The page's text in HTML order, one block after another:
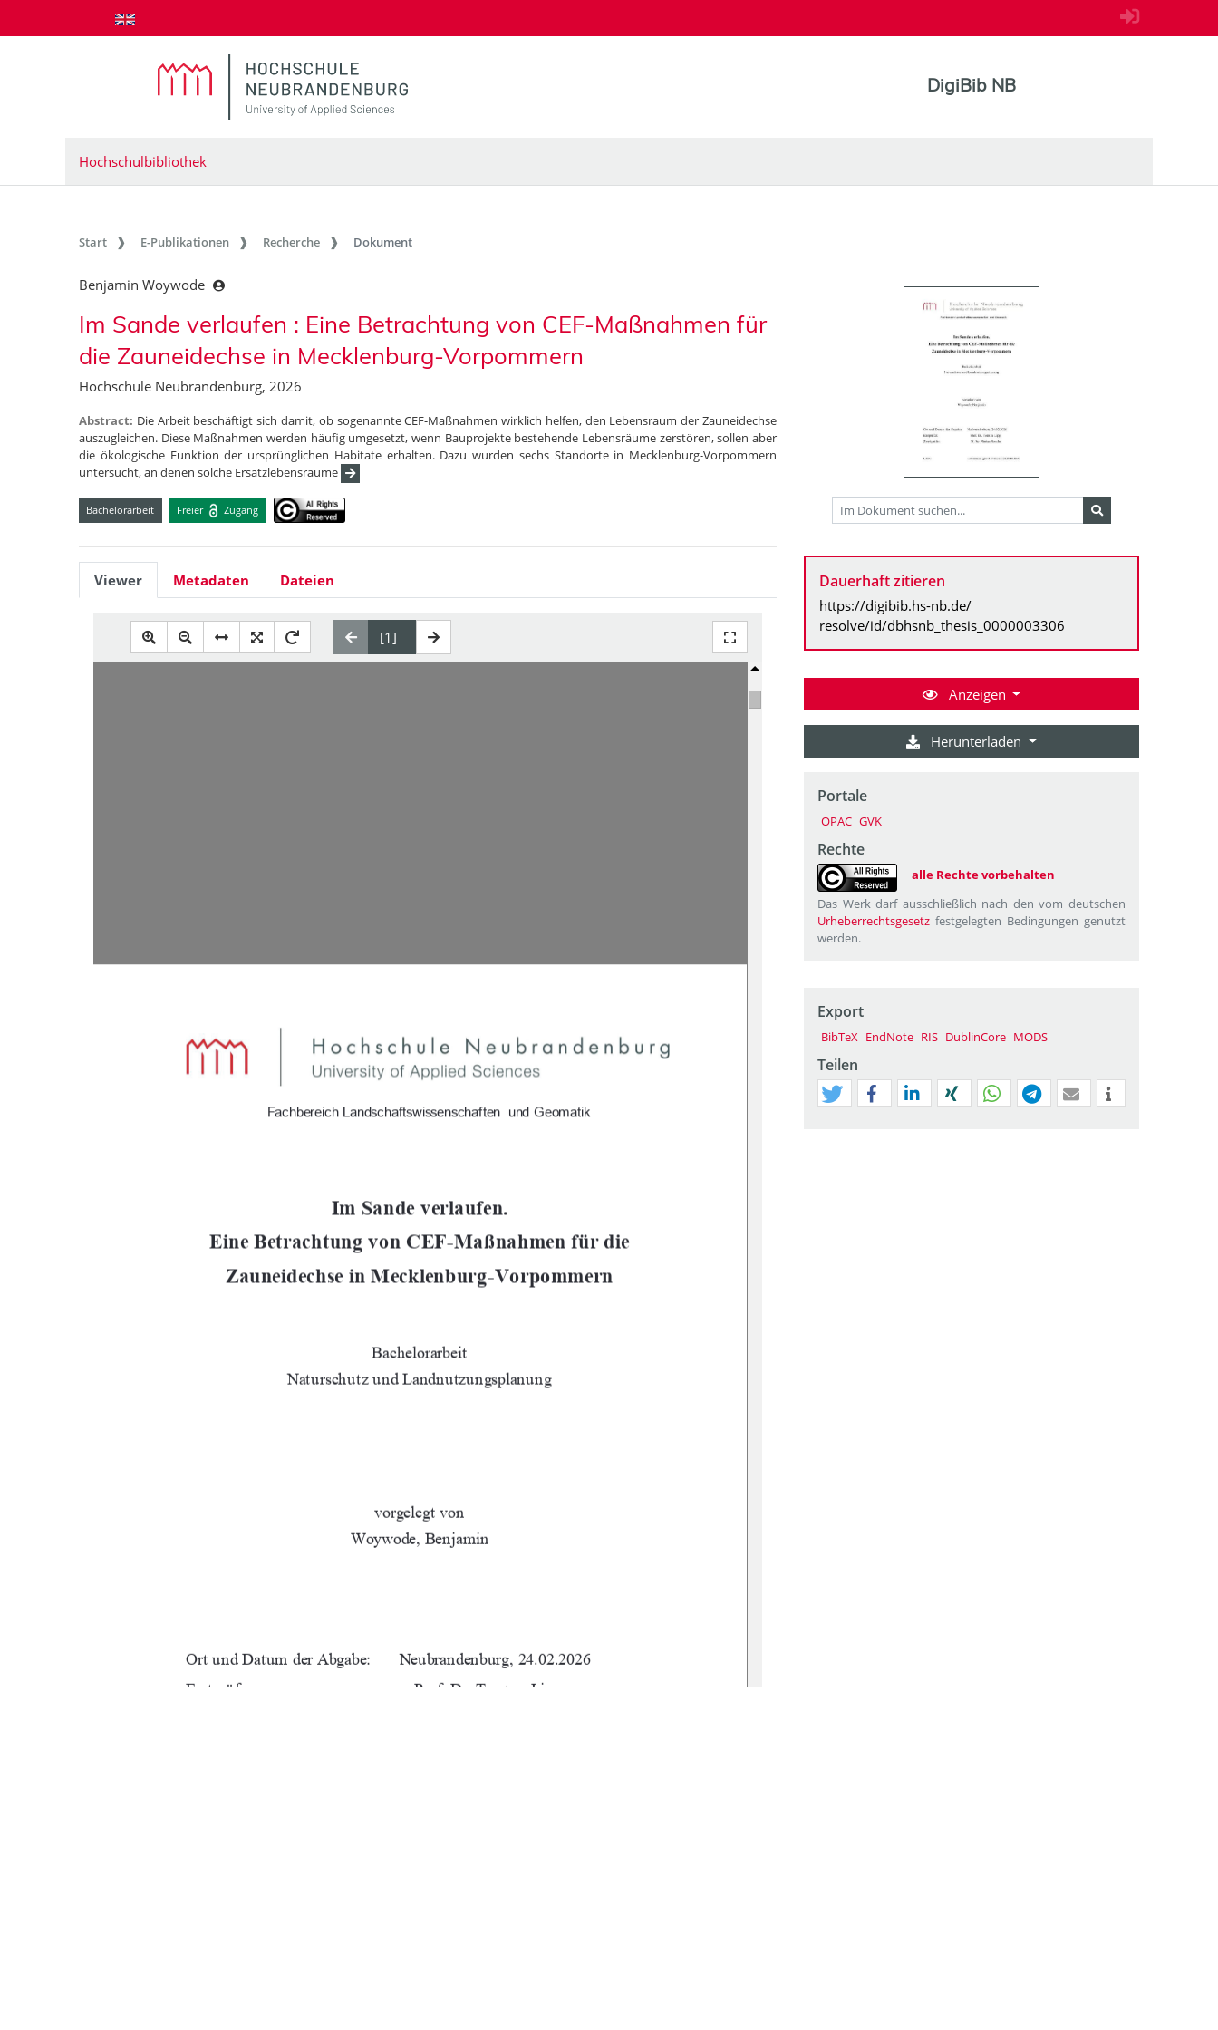
zum Inhalt springen
DigiBib NB
Hochschulbibliothek
Start E-Publikationen Recherche Dokument
Benjamin Woywode
Im Sande verlaufen : Eine Betrachtung von CEF-Maßnahmen für
die Zauneidechse in Mecklenburg-Vorpommern
Hochschule Neubrandenburg, 2026
Abstract: Die Arbeit beschäftigt sich damit, ob sogenannte CEF-Maßnahmen wirklich helfen, den Lebensraum der Zauneidechse
auszugleichen. Diese Maßnahmen werden häufig umgesetzt, wenn Bauprojekte bestehende Lebensräume zerstören, sollen aber
die ökologische Funktion der ursprünglichen Habitate erhalten. Dazu wurden sechs Standorte in Mecklenburg-Vorpommern
untersucht, an denen solche Ersatzlebensräume
Bachelorarbeit Freier Zugang
Viewer Metadaten Dateien
                      Fachbereich Landschaftswissenschaften  und Geomatik
Im Sande verlaufen.
Eine Betrachtung von CEF-Maßnahmen für die
Zauneidechse in Mecklenburg-Vorpommern
Bachelorarbeit
Naturschutz und Landnutzungsplanung
vorgelegt von
Woywode, Benjamin
Ort und Datum der Abgabe:       Neubrandenburg, 24.02.2026
Erstprüfer:                                    Prof. Dr. Torsten Lipp
Dauerhaft zitieren
https://digibib.hs-nb.de/
resolve/id/dbhsnb_thesis_0000003306
Anzeigen
Herunterladen
Portale
OPAC GVK
Rechte
alle Rechte vorbehalten
Das Werk darf ausschließlich nach den vom deutschen
Urheberrechtsgesetz festgelegten Bedingungen genutzt
werden.
Export
BibTeX EndNote RIS DublinCore MODS
Teilen